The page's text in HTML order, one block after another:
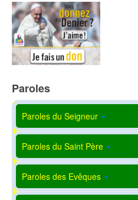
Paroles
Paroles du Seigneur
Paroles du Saint Père
Paroles des Evêques